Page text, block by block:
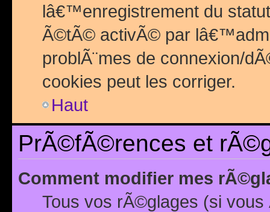
lâ€™enregistrement du
Ã©tÃ© activÃ© par
problÃ¨mes de connexion/
cookies peut les corriger.
Haut
PrÃ©fÃ©rences et
Comment modifier mes
Tous vos rÃ©glages (si